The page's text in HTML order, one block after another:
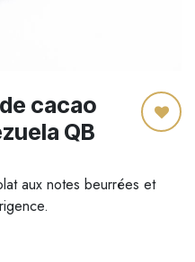
cacao
QB
aux notes beurrées et